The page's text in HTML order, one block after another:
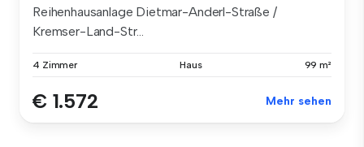
Reihenhausanlage Dietmar-Anderl-Straße /
Kremser-Land-Str...
4 Zimmer Haus 99 m²
€ 1.572 Mehr sehen